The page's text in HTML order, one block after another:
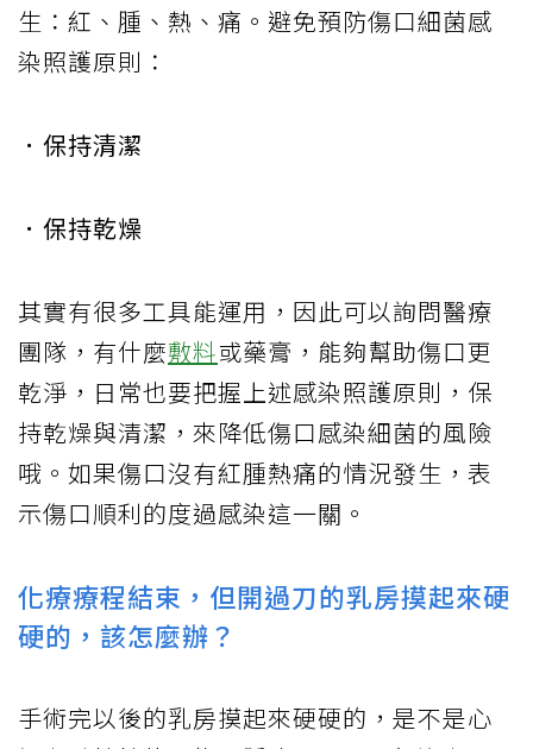
生：紅、腫、熱、痛。避免預防傷口細菌感
染照護原則：
．保持清潔
．保持乾燥
其實有很多工具能運用，因此可以詢問醫療
團隊，有什麼敷料或藥膏，能夠幫助傷口更
乾淨，日常也要把握上述感染照護原則，保
持乾燥與清潔，來降低傷口感染細菌的風險
哦。如果傷口沒有紅腫熱痛的情況發生，表
示傷口順利的度過感染這一關。
化療療程結束，但開過刀的乳房摸起來硬
硬的，該怎麼辦？
手術完以後的乳房摸起來硬硬的，是不是心